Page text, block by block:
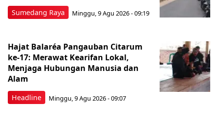
Sumedang Raya Minggu, 9 Agu 2026 - 09:19
Headline
Hajat Balaréa Pangauban Citarum
ke-17: Merawat Kearifan Lokal,
Menjaga Hubungan Manusia dan
Alam
Minggu, 9 Agu 2026 - 09:07